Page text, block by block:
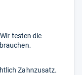
testen die
Zahnzusatz.